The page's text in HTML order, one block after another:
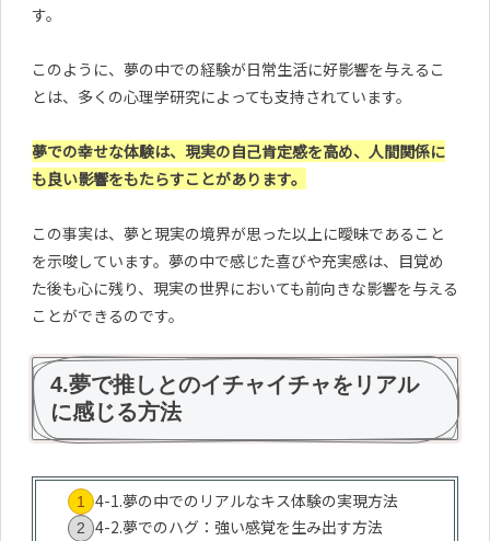
す。
このように、夢の中での経験が日常生活に好影響を与えるこ
とは、多くの心理学研究によっても支持されています。
夢での幸せな体験は、現実の自己肯定感を高め、人間関係に
も良い影響をもたらすことがあります。
この事実は、夢と現実の境界が思った以上に曖昧であること
を示唆しています。夢の中で感じた喜びや充実感は、目覚め
た後も心に残り、現実の世界においても前向きな影響を与える
ことができるのです。
4.夢で推しとのイチャイチャをリアル
に感じる方法
4-1.夢の中でのリアルなキス体験の実現方法
4-2.夢でのハグ：強い感覚を生み出す方法